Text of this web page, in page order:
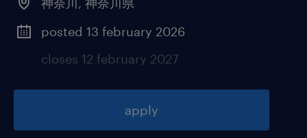
posted 13 february 2026
closes 12 february 2027
apply